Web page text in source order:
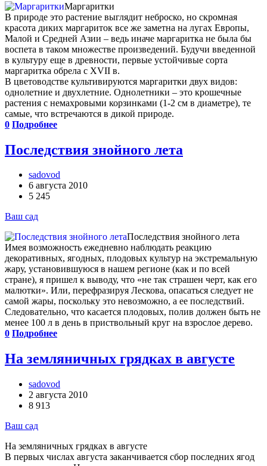
Маргаритки
В природе это растение выглядит неброско, но скромная
красота диких маргариток все же заметна на лугах Европы,
Малой и Средней Азии – ведь иначе маргаритка не была бы
воспета в таком множестве произведений. Будучи введенной
в культуру еще в древности, первые устойчивые сорта
маргаритка обрела с XVII в.
В цветоводстве культивируются маргаритки двух видов:
однолетние и двухлетние. Однолетники – это крошечные
растения с немахровыми корзинками (1-2 см в диаметре), те
самые, что встречаются в дикой природе.
0 Подробнее
Последствия знойного лета
sadovod
6 августа 2010
5 245
Ваш сад
Последствия знойного лета
Имея возможность ежедневно наблюдать реакцию
декоративных, ягодных, плодовых культур на экстремальную
жару, установившуюся в нашем регионе (как и по всей
стране), я пришел к выводу, что «не так страшен черт, как его
малютки». Или, перефразируя Лескова, опасаться следует не
самой жары, поскольку это невозможно, а ее последствий.
Следовательно, что касается плодовых, полив должен быть не
менее 100 л в день в приствольный круг на взрослое дерево.
0 Подробнее
На земляничных грядках в августе
sadovod
2 августа 2010
8 913
Ваш сад
На земляничных грядках в августе
В первых числах августа заканчивается сбор последних ягод